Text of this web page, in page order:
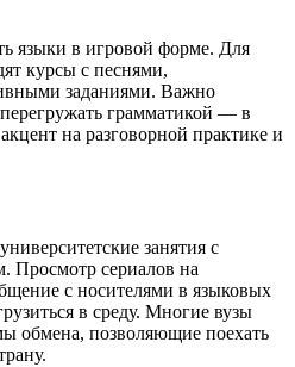
языки в игровой форме. Для
курсы с песнями,
заданиями. Важно
грамматикой — в
на разговорной практике и
занятия с
Просмотр сериалов на
с носителями в языковых
в среду. Многие вузы
обмена, позволяющие поехать